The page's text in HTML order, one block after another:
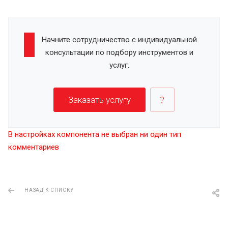
Начните сотрудничество с индивидуальной
консультации по подбору инструментов и
услуг.
Заказать услугу
В настройках компонента не выбран ни один тип
комментариев
НАЗАД К СПИСКУ